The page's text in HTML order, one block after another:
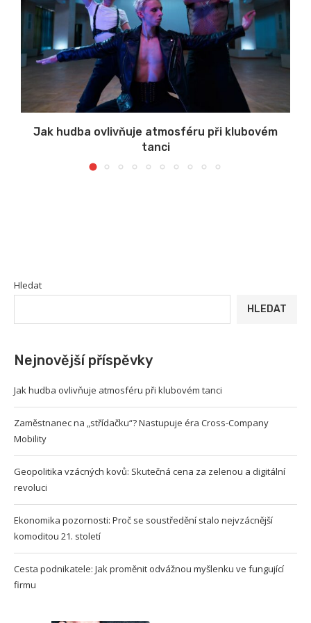
Jak hudba ovlivňuje atmosféru při klubovém
tanci
Hledat
HLEDAT
Nejnovější příspěvky
Jak hudba ovlivňuje atmosféru při klubovém tanci
Zaměstnanec na „střídačku“? Nastupuje éra Cross-Company
Mobility
Geopolitika vzácných kovů: Skutečná cena za zelenou a digitální
revoluci
Ekonomika pozornosti: Proč se soustředění stalo nejvzácnější
komoditou 21. století
Cesta podnikatele: Jak proměnit odvážnou myšlenku ve fungující
firmu